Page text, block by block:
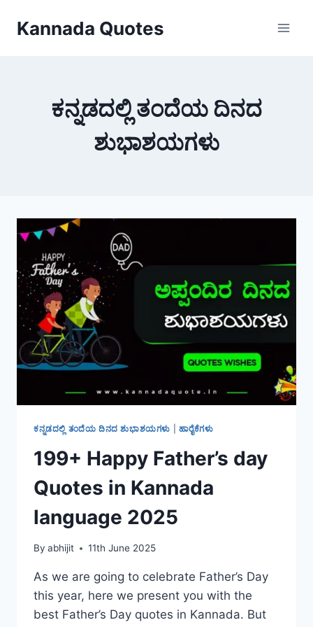
Kannada Quotes
ಕನ್ನಡದಲ್ಲಿ ತಂದೆಯ ದಿನದ
ಶುಭಾಶಯಗಳು
ಕನ್ನಡದಲ್ಲಿ ತಂದೆಯ ದಿನದ ಶುಭಾಶಯಗಳು ಹಾರೈಕೆಗಳು
199+ Happy Father’s day
Quotes in Kannada
language 2025
By abhijit 11th June 2025
As we are going to celebrate Father’s Day
this year, here we present you with the
best Father’s Day quotes in Kannada. But